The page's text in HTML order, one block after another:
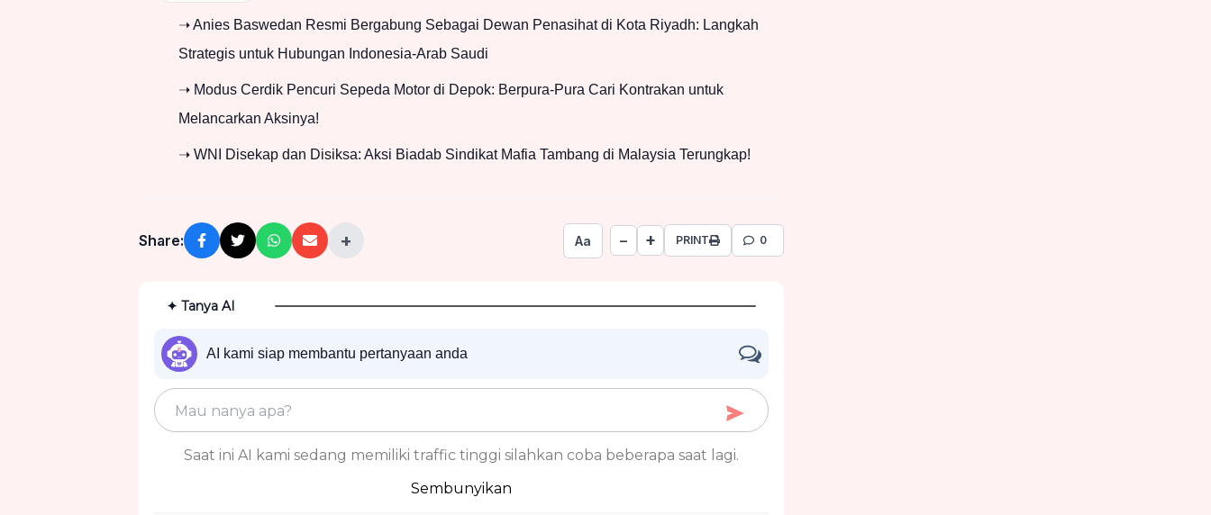
➝ Anies Baswedan Resmi Bergabung Sebagai Dewan Penasihat di Kota Riyadh: Langkah
Strategis untuk Hubungan Indonesia-Arab Saudi
➝ Modus Cerdik Pencuri Sepeda Motor di Depok: Berpura-Pura Cari Kontrakan untuk
Melancarkan Aksinya!
➝ WNI Disekap dan Disiksa: Aksi Biadab Sindikat Mafia Tambang di Malaysia Terungkap!
Share: + Aa − + PRINT 0
✦ Tanya AI
AI kami siap membantu pertanyaan anda
Saat ini AI kami sedang memiliki traffic tinggi silahkan coba beberapa saat lagi.
Sembunyikan